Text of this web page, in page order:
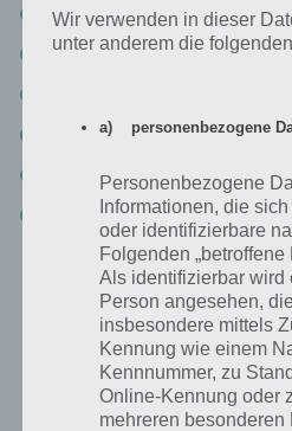
Die verlorenen Level – Level 3-7
Die verlorenen Level – Level 3-8
Die verlorenen Level – Level 3-10
Die verlorenen Level – Level 3-11
Die verlorenen Level – Level 3-12
Das waren vorerst alle Level von
ganze stetig ergänzen, sollte es neue
WEITERLESEN: 1 2 3
Wir verwenden in dieser
unter anderem die
a) personenbezogene
Personenbezogene
Informationen, die
oder identifizierbare
Folgenden „betroffene
Als identifizierbar wird
Person angesehen,
insbesondere mittels
Kennung wie einem
Kennnummer, zu
Online-Kennung oder
mehreren besonderen